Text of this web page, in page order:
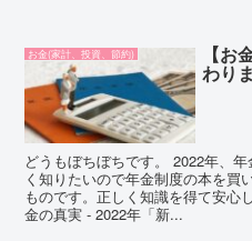
お金(家計、投資、節約) 【
わり
どうもぼちぼちです。 2022年、
く知りたいので年金制度の本を買
ものです。正しく知識を得て安心
金の真実 - 2022年「新...